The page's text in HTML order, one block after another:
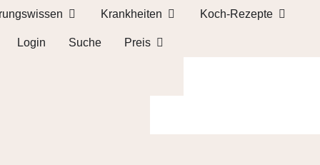
Krankheiten Koch-Rezepte
Login Suche Preis